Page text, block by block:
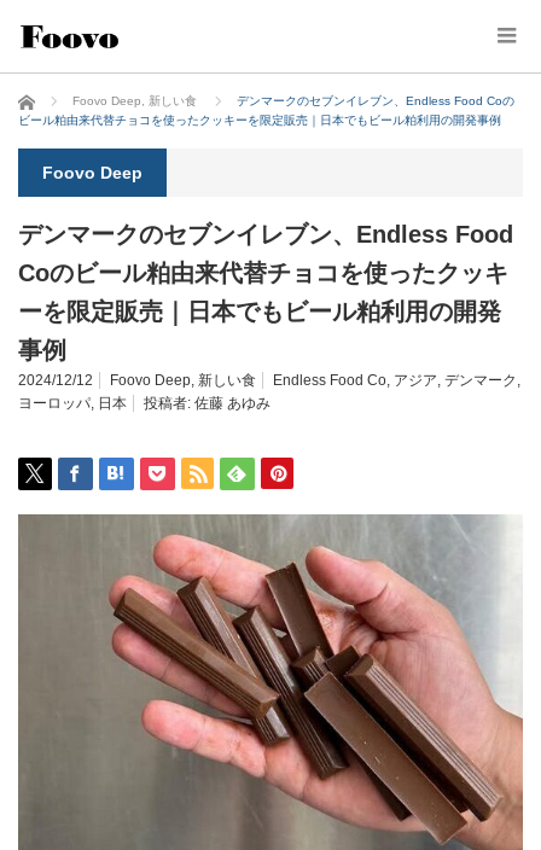
ホーム Foovo Deep 新しい食
デンマークのセブンイレブン、Endless Food Coの
ビール粕由来代替チョコを使ったクッキーを限定販売｜日本でもビール粕利用の開発事例
Foovo Deep
デンマークのセブンイレブン、Endless Food
Coのビール粕由来代替チョコを使ったクッキ
ーを限定販売｜日本でもビール粕利用の開発
事例
2024/12/12 Foovo Deep, 新しい食 Endless Food Co, アジア, デンマーク ,
ヨーロッパ, 日本 投稿者: 佐藤 あゆみ